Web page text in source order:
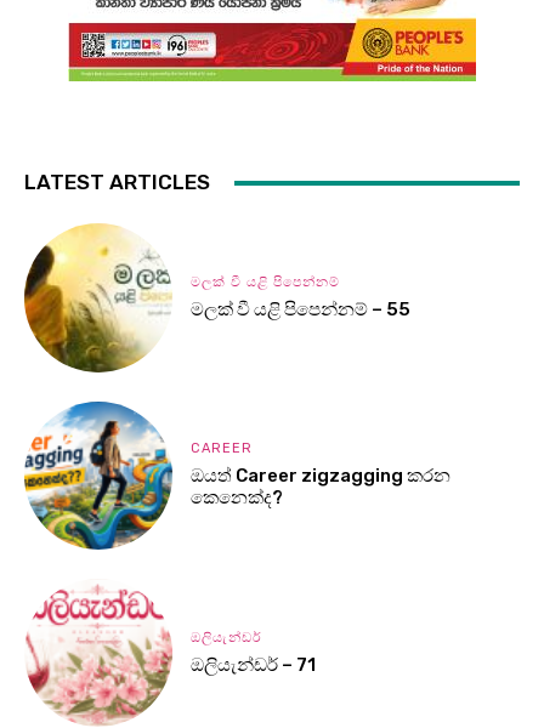
LATEST ARTICLES
මලක් වී යළි පිපෙන්නම්
මලක් වී යළි පිපෙන්නම් – 55
CAREER
ඔයත් Career zigzagging කරන
කෙනෙක්ද?
ඔලියැන්ඩර්
ඔලියැන්ඩර් – 71